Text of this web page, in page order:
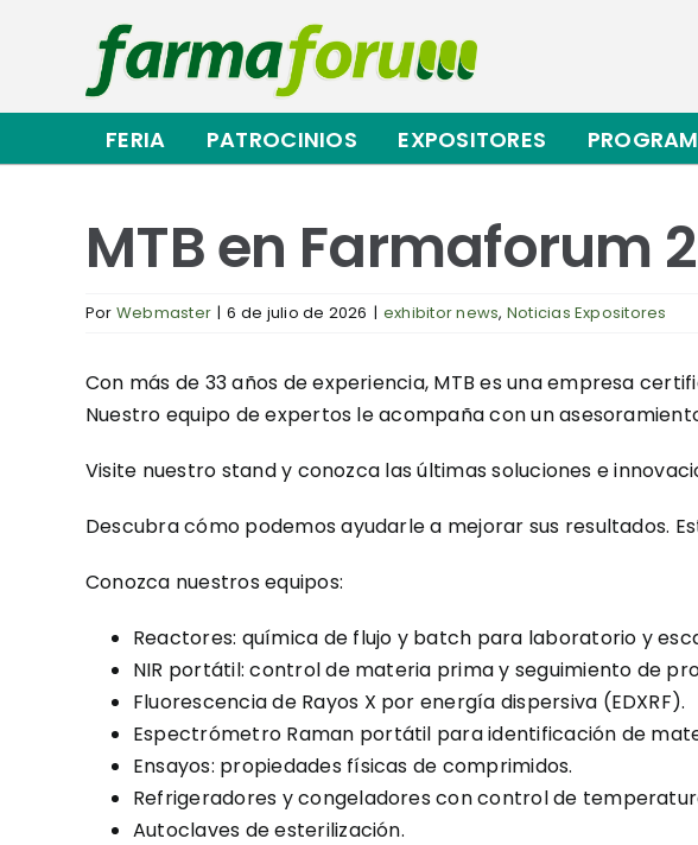
contenido
FERIA PATROCINIOS EXPOSITORES
MTB en Farmaforum
Por Webmaster | 6 de julio de 2026 | exhibitor news, Noticias Expositores
Con más de 33 años de experiencia, MTB es una empresa
Nuestro equipo de expertos le acompaña con un
Visite nuestro stand y conozca las últimas soluciones e
Descubra cómo podemos ayudarle a mejorar sus resultados.
Conozca nuestros equipos:
Reactores: química de flujo y batch para laboratorio y
NIR portátil: control de materia prima y seguimiento de
Fluorescencia de Rayos X por energía dispersiva (EDXRF).
Espectrómetro Raman portátil para identificación de
Ensayos: propiedades físicas de comprimidos.
Refrigeradores y congeladores con control de
Autoclaves de esterilización.